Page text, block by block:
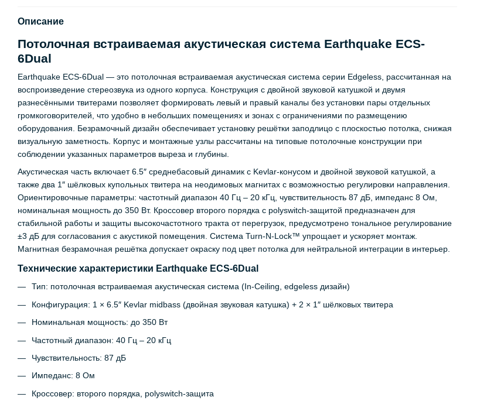
Описание
Потолочная встраиваемая акустическая система Earthquake ECS-
6Dual
Earthquake ECS-6Dual — это потолочная встраиваемая акустическая система серии Edgeless, рассчитанная на
воспроизведение стереозвука из одного корпуса. Конструкция с двойной звуковой катушкой и двумя
разнесёнными твитерами позволяет формировать левый и правый каналы без установки пары отдельных
громкоговорителей, что удобно в небольших помещениях и зонах с ограничениями по размещению
оборудования. Безрамочный дизайн обеспечивает установку решётки заподлицо с плоскостью потолка, снижая
визуальную заметность. Корпус и монтажные узлы рассчитаны на типовые потолочные конструкции при
соблюдении указанных параметров выреза и глубины.
Акустическая часть включает 6.5″ среднебасовый динамик с Kevlar-конусом и двойной звуковой катушкой, а
также два 1″ шёлковых купольных твитера на неодимовых магнитах с возможностью регулировки направления.
Ориентировочные параметры: частотный диапазон 40 Гц – 20 кГц, чувствительность 87 дБ, импеданс 8 Ом,
номинальная мощность до 350 Вт. Кроссовер второго порядка с polyswitch‑защитой предназначен для
стабильной работы и защиты высокочастотного тракта от перегрузок, предусмотрено тональное регулирование
±3 дБ для согласования с акустикой помещения. Система Turn‑N‑Lock™ упрощает и ускоряет монтаж.
Магнитная безрамочная решётка допускает окраску под цвет потолка для нейтральной интеграции в интерьер.
Технические характеристики Earthquake ECS-6Dual
Тип: потолочная встраиваемая акустическая система (In-Ceiling, edgeless дизайн)
Конфигурация: 1 × 6.5″ Kevlar midbass (двойная звуковая катушка) + 2 × 1″ шёлковых твитера
Номинальная мощность: до 350 Вт
Частотный диапазон: 40 Гц – 20 кГц
Чувствительность: 87 дБ
Импеданс: 8 Ом
Кроссовер: второго порядка, polyswitch‑защита